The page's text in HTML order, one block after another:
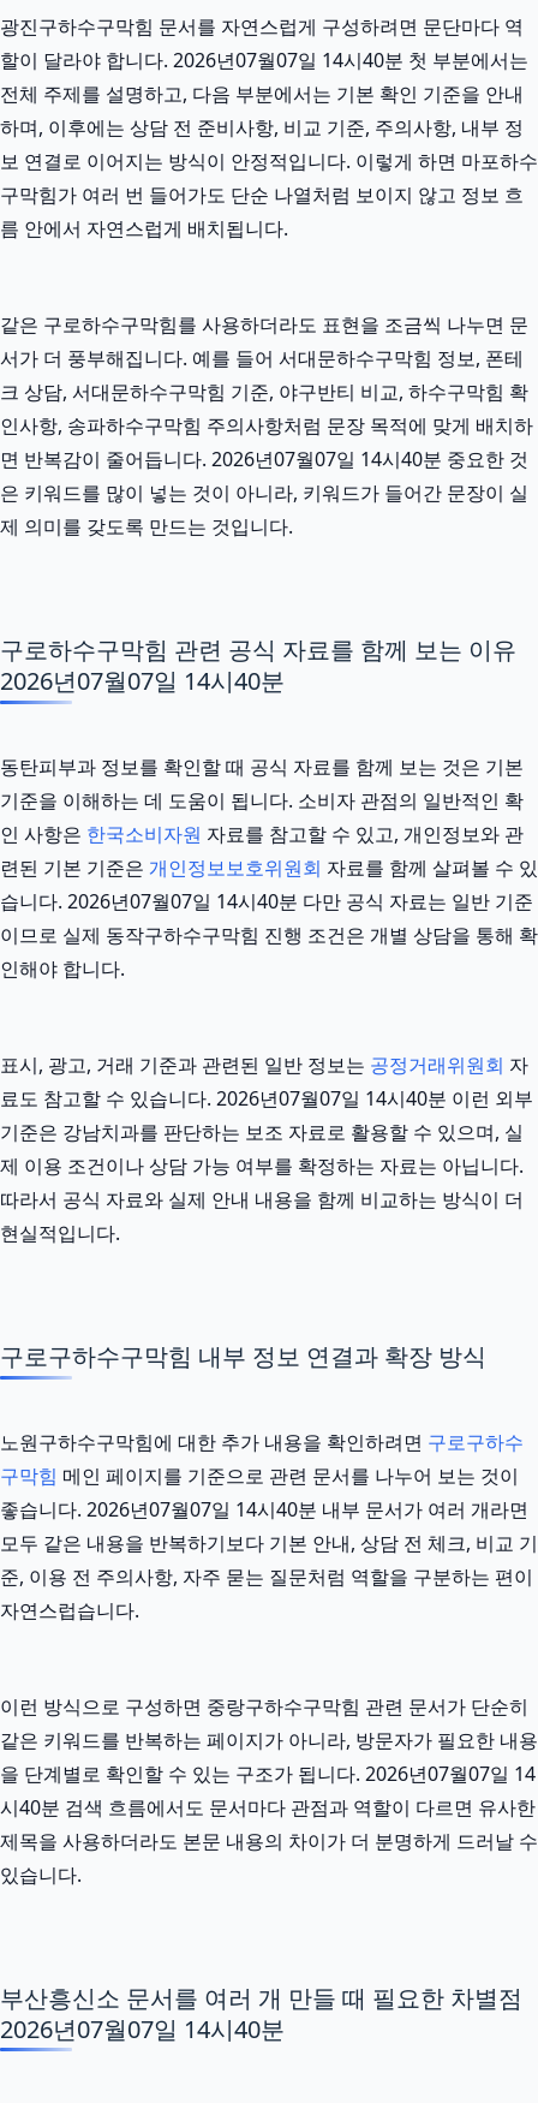
광진구하수구막힘 문서를 자연스럽게 구성하려면 문단마다 역
할이 달라야 합니다. 2026년07월07일 14시40분 첫 부분에서는
전체 주제를 설명하고, 다음 부분에서는 기본 확인 기준을 안내
하며, 이후에는 상담 전 준비사항, 비교 기준, 주의사항, 내부 정
보 연결로 이어지는 방식이 안정적입니다. 이렇게 하면 마포하수
구막힘가 여러 번 들어가도 단순 나열처럼 보이지 않고 정보 흐
름 안에서 자연스럽게 배치됩니다.
같은 구로하수구막힘를 사용하더라도 표현을 조금씩 나누면 문
서가 더 풍부해집니다. 예를 들어 서대문하수구막힘 정보, 폰테
크 상담, 서대문하수구막힘 기준, 야구반티 비교, 하수구막힘 확
인사항, 송파하수구막힘 주의사항처럼 문장 목적에 맞게 배치하
면 반복감이 줄어듭니다. 2026년07월07일 14시40분 중요한 것
은 키워드를 많이 넣는 것이 아니라, 키워드가 들어간 문장이 실
제 의미를 갖도록 만드는 것입니다.
구로하수구막힘 관련 공식 자료를 함께 보는 이유
2026년07월07일 14시40분
동탄피부과 정보를 확인할 때 공식 자료를 함께 보는 것은 기본
기준을 이해하는 데 도움이 됩니다. 소비자 관점의 일반적인 확
인 사항은 한국소비자원 자료를 참고할 수 있고, 개인정보와 관
련된 기본 기준은 개인정보보호위원회 자료를 함께 살펴볼 수 있
습니다. 2026년07월07일 14시40분 다만 공식 자료는 일반 기준
이므로 실제 동작구하수구막힘 진행 조건은 개별 상담을 통해 확
인해야 합니다.
표시, 광고, 거래 기준과 관련된 일반 정보는 공정거래위원회 자
료도 참고할 수 있습니다. 2026년07월07일 14시40분 이런 외부
기준은 강남치과를 판단하는 보조 자료로 활용할 수 있으며, 실
제 이용 조건이나 상담 가능 여부를 확정하는 자료는 아닙니다.
따라서 공식 자료와 실제 안내 내용을 함께 비교하는 방식이 더
현실적입니다.
구로구하수구막힘 내부 정보 연결과 확장 방식
노원구하수구막힘에 대한 추가 내용을 확인하려면 구로구하수
구막힘 메인 페이지를 기준으로 관련 문서를 나누어 보는 것이
좋습니다. 2026년07월07일 14시40분 내부 문서가 여러 개라면
모두 같은 내용을 반복하기보다 기본 안내, 상담 전 체크, 비교 기
준, 이용 전 주의사항, 자주 묻는 질문처럼 역할을 구분하는 편이
자연스럽습니다.
이런 방식으로 구성하면 중랑구하수구막힘 관련 문서가 단순히
같은 키워드를 반복하는 페이지가 아니라, 방문자가 필요한 내용
을 단계별로 확인할 수 있는 구조가 됩니다. 2026년07월07일 14
시40분 검색 흐름에서도 문서마다 관점과 역할이 다르면 유사한
제목을 사용하더라도 본문 내용의 차이가 더 분명하게 드러날 수
있습니다.
부산흥신소 문서를 여러 개 만들 때 필요한 차별점
2026년07월07일 14시40분